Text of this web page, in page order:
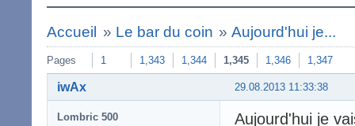
Accueil » Le bar du coin »Aujourd'hui je...
Pages 1 1,343 1,344 1,345 1,346 1,347
29.08.2013 11:33:38
iwAx
Lombric 500
Aujourd'hui je